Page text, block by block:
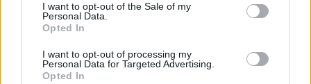
I want to opt-out of the Sale of my
Personal Data.
Opted In
I want to opt-out of processing my
Personal Data for Targeted Advertising.
Opted In
tisknout